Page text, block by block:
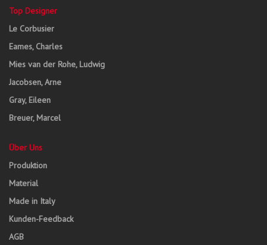
Top Designer
Le Corbusier
Eames, Charles
Mies van der Rohe, Ludwig
Jacobsen, Arne
Gray, Eileen
Breuer, Marcel
Über Uns
Produktion
Material
Made in Italy
Kunden-Feedback
AGB